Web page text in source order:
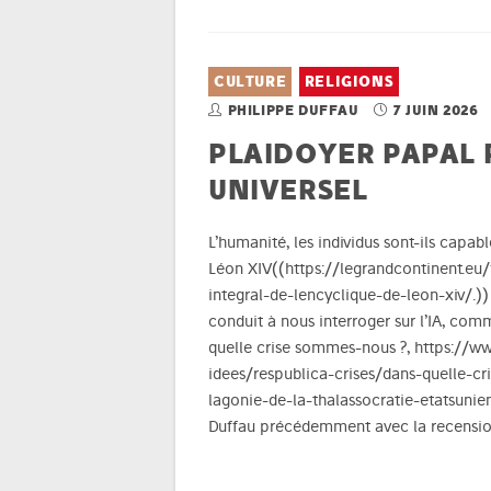
CULTURE RELIGIONS
PHILIPPE DUFFAU 7 JUIN 2026
PLAIDOYER PAPAL
UNIVERSEL
L’humanité, les individus sont-ils
Léon XIV((https://
integral-de-lencyclique-de-leon-xiv/.))
conduit à nous interroger sur l’IA,
quelle crise sommes-nous ?, https://
idees/respublica-crises/dans-quelle-
lagonie-de-la-thalassocratie-
Duffau précédemment avec la